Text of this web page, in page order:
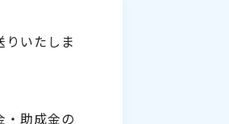
いたしま
・助成金の